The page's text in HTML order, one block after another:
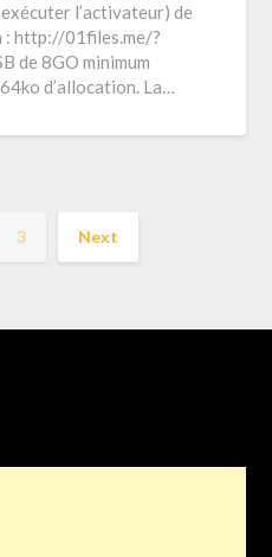
l’activateur) de
: http://01files.me/?
de 8GO minimum
d’allocation. La…
3 Next